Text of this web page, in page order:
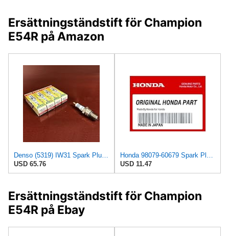
Ersättningständstift för Champion
E54R på Amazon
Denso (5319) IW31 Spark Plugs, Pack of 4
USD 65.76
Honda 98079-60679 Spark Plug (Br10Eg)
USD 11.47
Ersättningständstift för Champion
E54R på Ebay